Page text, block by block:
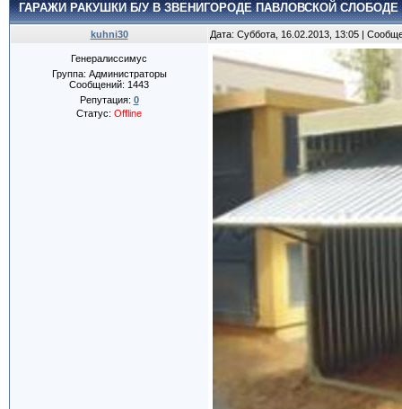
ГАРАЖИ РАКУШКИ Б/У В ЗВЕНИГОРОДЕ ПАВЛОВСКОЙ
kuhni30 Дата: Суббота, 16.02.2013, 13:05 |
Генералиссимус
Группа: Администраторы
Сообщений: 1443
Репутация: 0
Статус: Offline